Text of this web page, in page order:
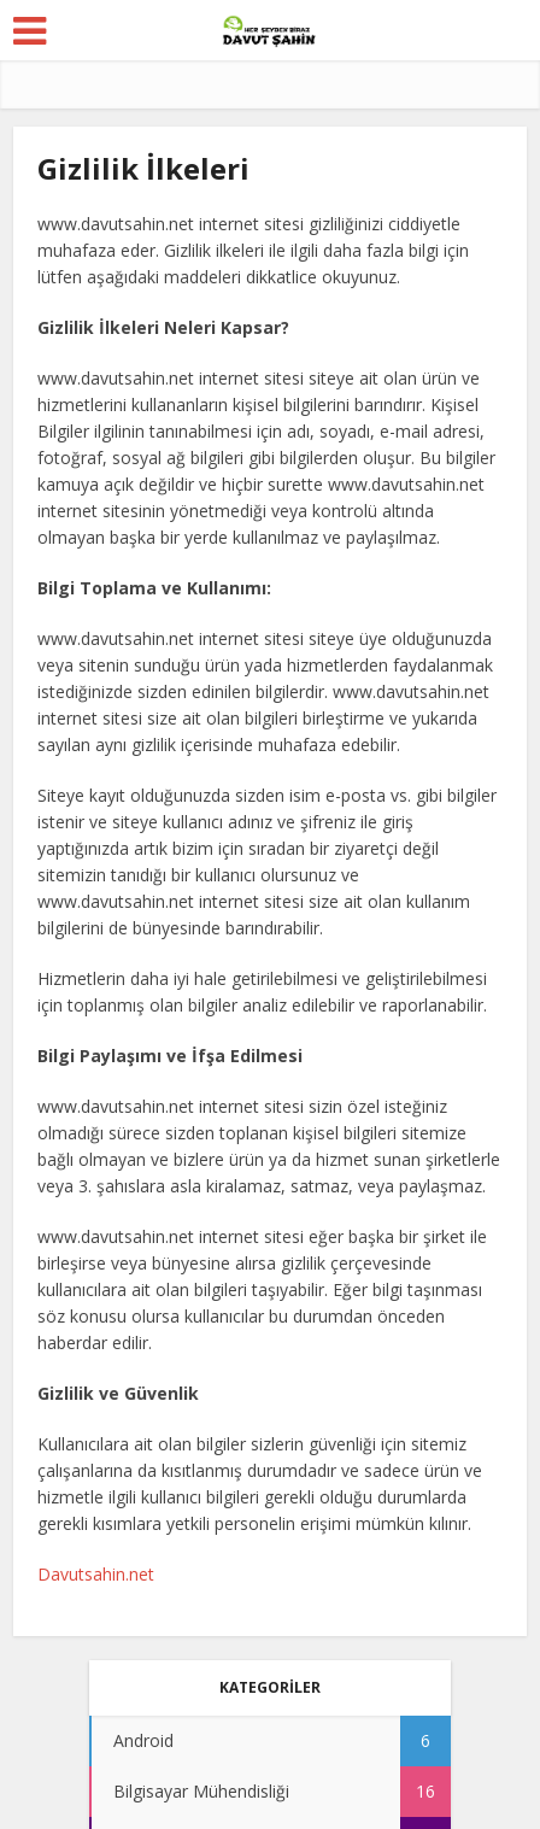
Gizlilik İlkeleri
www.davutsahin.net internet sitesi gizliliğinizi ciddiyetle
muhafaza eder. Gizlilik ilkeleri ile ilgili daha fazla bilgi için
lütfen aşağıdaki maddeleri dikkatlice okuyunuz.
Gizlilik İlkeleri Neleri Kapsar?
www.davutsahin.net internet sitesi siteye ait olan ürün ve
hizmetlerini kullananların kişisel bilgilerini barındırır. Kişisel
Bilgiler ilgilinin tanınabilmesi için adı, soyadı, e-mail adresi,
fotoğraf, sosyal ağ bilgileri gibi bilgilerden oluşur. Bu bilgiler
kamuya açık değildir ve hiçbir surette www.davutsahin.net
internet sitesinin yönetmediği veya kontrolü altında
olmayan başka bir yerde kullanılmaz ve paylaşılmaz.
Bilgi Toplama ve Kullanımı:
www.davutsahin.net internet sitesi siteye üye olduğunuzda
veya sitenin sunduğu ürün yada hizmetlerden faydalanmak
istediğinizde sizden edinilen bilgilerdir. www.davutsahin.net
internet sitesi size ait olan bilgileri birleştirme ve yukarıda
sayılan aynı gizlilik içerisinde muhafaza edebilir.
Siteye kayıt olduğunuzda sizden isim e-posta vs. gibi bilgiler
istenir ve siteye kullanıcı adınız ve şifreniz ile giriş
yaptığınızda artık bizim için sıradan bir ziyaretçi değil
sitemizin tanıdığı bir kullanıcı olursunuz ve
www.davutsahin.net internet sitesi size ait olan kullanım
bilgilerini de bünyesinde barındırabilir.
Hizmetlerin daha iyi hale getirilebilmesi ve geliştirilebilmesi
için toplanmış olan bilgiler analiz edilebilir ve raporlanabilir.
Bilgi Paylaşımı ve İfşa Edilmesi
www.davutsahin.net internet sitesi sizin özel isteğiniz
olmadığı sürece sizden toplanan kişisel bilgileri sitemize
bağlı olmayan ve bizlere ürün ya da hizmet sunan şirketlerle
veya 3. şahıslara asla kiralamaz, satmaz, veya paylaşmaz.
www.davutsahin.net internet sitesi eğer başka bir şirket ile
birleşirse veya bünyesine alırsa gizlilik çerçevesinde
kullanıcılara ait olan bilgileri taşıyabilir. Eğer bilgi taşınması
söz konusu olursa kullanıcılar bu durumdan önceden
haberdar edilir.
Gizlilik ve Güvenlik
Kullanıcılara ait olan bilgiler sizlerin güvenliği için sitemiz
çalışanlarına da kısıtlanmış durumdadır ve sadece ürün ve
hizmetle ilgili kullanıcı bilgileri gerekli olduğu durumlarda
gerekli kısımlara yetkili personelin erişimi mümkün kılınır.
Davutsahin.net
KATEGORİLER
Android 6
Bilgisayar Mühendisliği 16